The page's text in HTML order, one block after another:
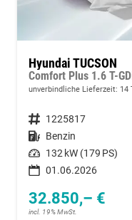
Hyundai TUCSON
unverbindliche Lieferzeit: 14
Fahrzeugnummer 1225817
Kraftstoff Benzin
Leistung 132 kW (179 PS)
01.06.2026
32.850,– €
incl. 19% MwSt.